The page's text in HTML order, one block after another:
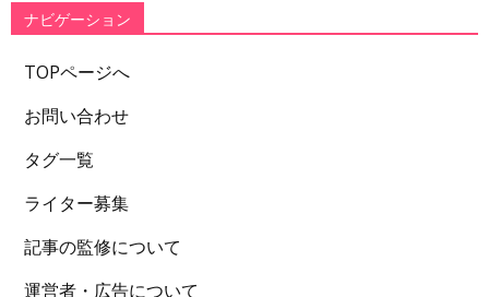
ー
ナビゲーション
TOPページへ
お問い合わせ
タグ一覧
ライター募集
記事の監修について
運営者・広告について